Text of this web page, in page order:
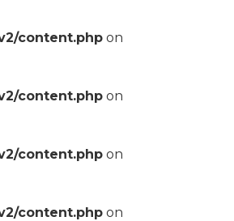
content.php on
content.php on
content.php on
content.php on